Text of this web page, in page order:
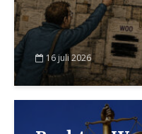
16 juli 2026